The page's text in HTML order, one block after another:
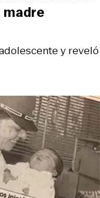
y reveló
madre